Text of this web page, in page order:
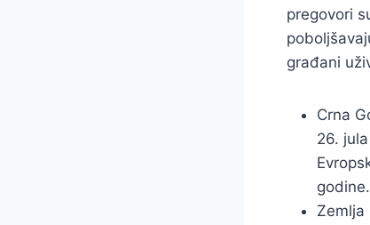
pregovori
građani
Crna
26.
godine.
Zemlja